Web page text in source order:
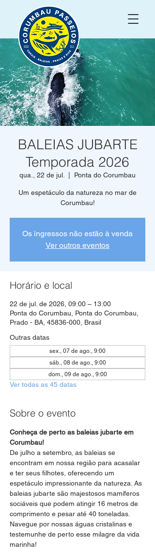
BALEIAS JUBARTE
Temporada 2026
qua., 22 de jul. Ponta do Corumbau
Um espetáculo da natureza no mar de
Corumbau!
Os ingressos não estão à venda
Ver outros eventos
Horário e local
22 de jul. de 2026, 09:00 – 13:00
Ponta do Corumbau, Ponta do Corumbau,
Prado - BA, 45836-000, Brasil
Outras datas
sex., 07 de ago., 9:00
sáb., 08 de ago., 9:00
dom., 09 de ago., 9:00
Ver todas as 45 datas
Sobre o evento
Conheça de perto as baleias jubarte em
Corumbau!
De julho a setembro, as baleias se
encontram em nossa região para acasalar
e ter seus filhotes, oferecendo um
espetáculo impressionante da natureza. As
baleias jubarte são majestosos mamíferos
sociáveis que podem atingir 16 metros de
comprimento e pesar até 40 toneladas.
Navegue por nossas águas cristalinas e
testemunhe de perto esse milagre da vida
marinha!